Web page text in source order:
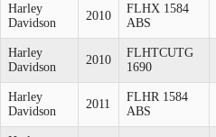
Harley
Davidson
2010
FLHX 1584
ABS
Harley
Davidson
2010
FLHTCUTG
1690
Harley
Davidson
2011
FLHR 1584
ABS